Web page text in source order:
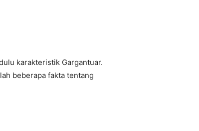
karakteristik Gargantuar.
beberapa fakta tentang